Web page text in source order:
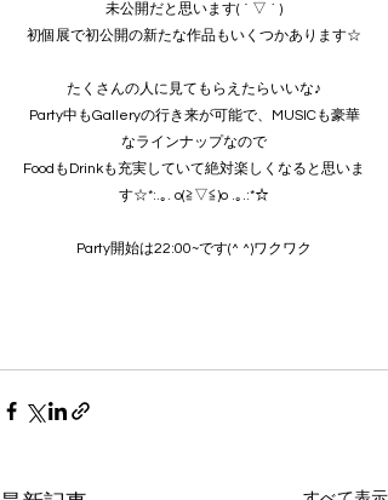
未公開だと思います( ´ ▽ ` )
初個展で初公開の新たな作品もいくつかあります☆
たくさんの人に見てもらえたらいいな♪
Party中もGalleryの行き来が可能で、MUSICも豪華
なラインナップなので
FoodもDrinkも充実していて絶対楽しくなると思いま
す☆*:.｡. o(≧▽≦)o .｡.:*☆
Party開始は22:00~です(^ ^)ワクワク